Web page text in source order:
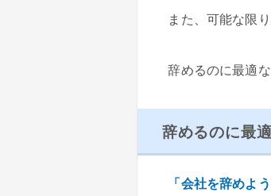
また、可能な限
辞めるのに最適
辞めるのに最
「会社を辞めよ